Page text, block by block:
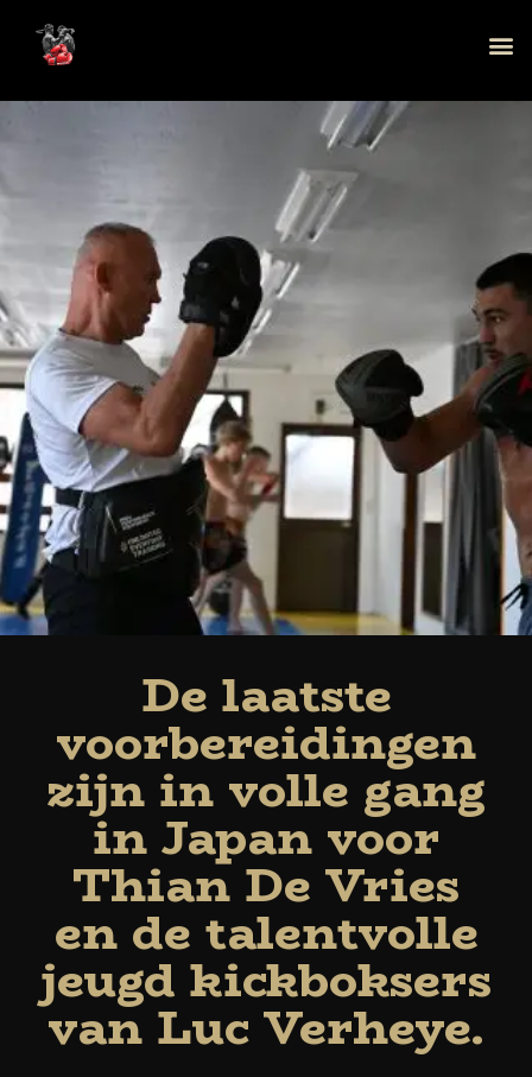
De laatste
voorbereidingen
zijn in volle gang
in Japan voor
Thian De Vries
en de talentvolle
jeugd kickboksers
van Luc Verheye.